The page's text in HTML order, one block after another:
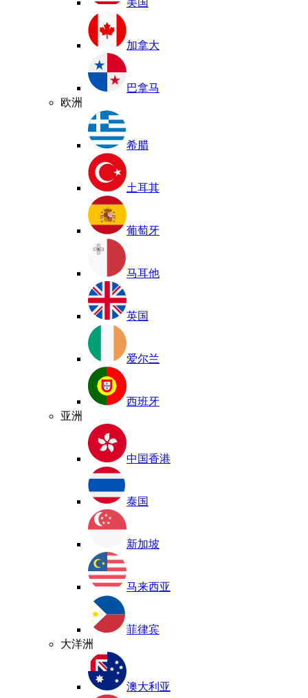
美国
加拿大
巴拿马
欧洲
希腊
土耳其
葡萄牙
马耳他
英国
爱尔兰
西班牙
亚洲
中国香港
泰国
新加坡
马来西亚
菲律宾
大洋洲
澳大利亚